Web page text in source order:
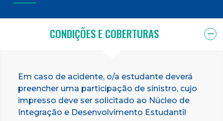
CONDIÇÕES E COBERTURAS
Em caso de acidente, o/a estudante deverá
preencher uma participação de sinistro, cujo
impresso deve ser solicitado ao Núcleo de
Integração e Desenvolvimento Estudantil